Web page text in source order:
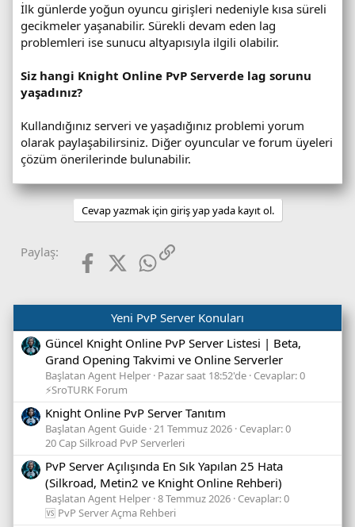
İlk günlerde yoğun oyuncu girişleri nedeniyle kısa süreli
gecikmeler yaşanabilir. Sürekli devam eden lag
problemleri ise sunucu altyapısıyla ilgili olabilir.
Siz hangi Knight Online PvP Serverde lag sorunu
yaşadınız?
Kullandığınız serveri ve yaşadığınız problemi yorum
olarak paylaşabilirsiniz. Diğer oyuncular ve forum üyeleri
çözüm önerilerinde bulunabilir.
Cevap yazmak için giriş yap yada kayıt ol.
Paylaş: FacebookX (Twitter)WhatsApp
Link
Yeni PvP Server Konuları
Güncel Knight Online PvP Server Listesi | Beta,
Grand Opening Takvimi ve Online Serverler
Başlatan Agent Helper Pazar saat 18:52'de Cevaplar: 0
⚡SroTURK Forum
Knight Online PvP Server Tanıtım
Başlatan Agent Guide 21 Temmuz 2026 Cevaplar: 0
20 Cap Silkroad PvP Serverleri
PvP Server Açılışında En Sık Yapılan 25 Hata
(Silkroad, Metin2 ve Knight Online Rehberi)
Başlatan Agent Helper 8 Temmuz 2026 Cevaplar: 0
🆚 PvP Server Açma Rehberi